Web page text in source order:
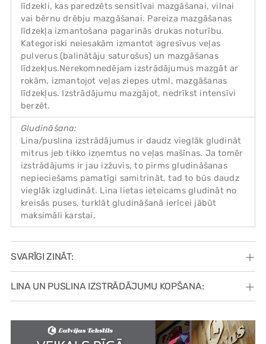
līdzekli, kas paredzēts sensitīvai mazgāšanai, vilnai
vai bērnu drēbju mazgāšanai. Pareiza mazgāšanas
līdzekļa izmantošana pagarinās drukas noturību.
Kategoriski neiesakām izmantot agresīvus veļas
pulverus (balinātāju saturošus) un mazgāšanas
līdzekļus.Nerekomnedējam izstrādājumus mazgāt ar
rokām, izmantojot veļas ziepes utml, mazgāšanas
līdzekļus. Izstrādājumu mazgājot, nedrīkst intensīvi
berzēt.
Gludināšana:
Lina/puslina izstrādājumus ir daudz vieglāk gludināt
mitrus jeb tikko izņemtus no veļas mašīnas. Ja tomēr
izstrādājums ir jau izžuvis, to pirms gludināšanas
nepieciešams pamatīgi samitrināt, tad to būs daudz
vieglāk izgludināt. Lina lietas ieteicams gludināt no
kreisās puses, turklāt gludināšanā ierīcei jābūt
maksimāli karstai.
SVARĪGI ZINĀT:
LINA UN PUSLINA IZSTRĀDĀJUMU KOPŠANA: